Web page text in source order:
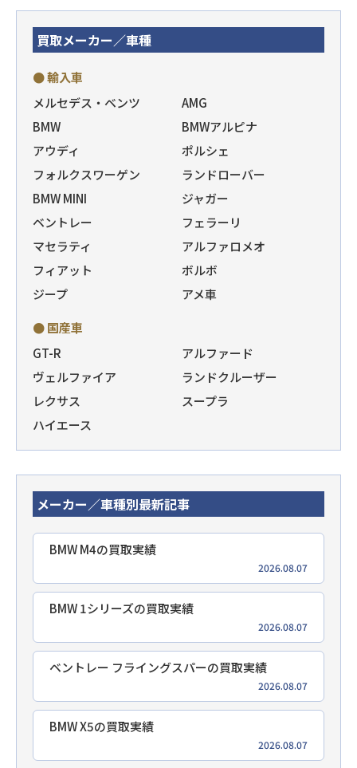
買取メーカー／車種
● 輸入車
メルセデス・ベンツ
AMG
BMW
BMWアルピナ
アウディ
ポルシェ
フォルクスワーゲン
ランドローバー
BMW MINI
ジャガー
ベントレー
フェラーリ
マセラティ
アルファロメオ
フィアット
ボルボ
ジープ
アメ車
● 国産車
GT-R
アルファード
ヴェルファイア
ランドクルーザー
レクサス
スープラ
ハイエース
メーカー／車種別最新記事
BMW M4の買取実績
2026.08.07
BMW 1シリーズの買取実績
2026.08.07
ベントレー フライングスパーの買取実績
2026.08.07
BMW X5の買取実績
2026.08.07